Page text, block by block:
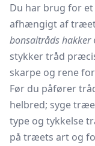
Du har brug for
afhængigt af
bonsaitråds hakker
stykker tråd
skarpe og rene
Før du påfører
helbred; syge
type og tykkelse
på træets art og